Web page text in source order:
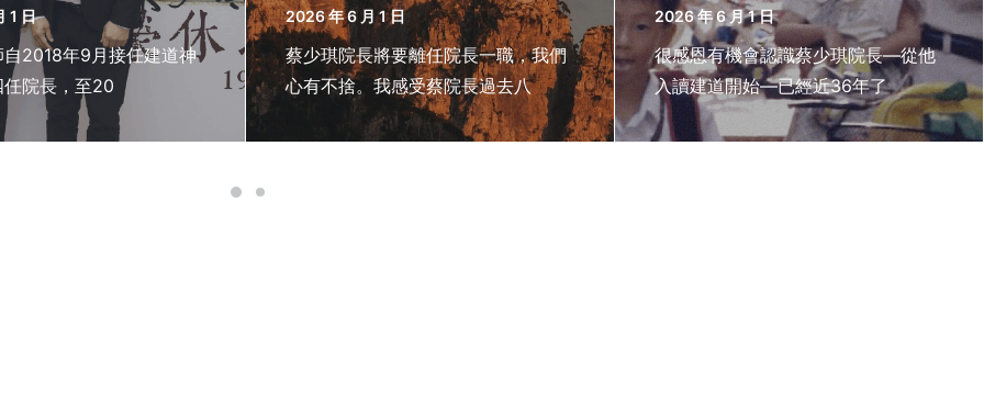
1 日
2018年9月接任建道神
院長，至20
2026 年 6 月 1 日
蔡少琪院長將要離任院長一職，我們
心有不捨。我感受蔡院長過去八
2026 年 6 月 1 日
很感恩有機會認識蔡少琪院長—從他
入讀建道開始—已經近36年了